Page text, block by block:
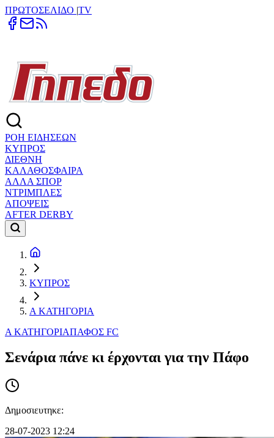
ΠΡΩΤΟΣΕΛΙΔΟ |TV
ΡΟΗ ΕΙΔΗΣΕΩΝ
ΚΥΠΡΟΣ
ΔΙΕΘΝΗ
ΚΑΛΑΘΟΣΦΑΙΡΑ
ΑΛΛΑ ΣΠΟΡ
ΝΤΡΙΜΠΛΕΣ
ΑΠΟΨΕΙΣ
AFTER DERBY
ΚΥΠΡΟΣ
Α ΚΑΤΗΓΟΡΙΑ
Α ΚΑΤΗΓΟΡΙΑΠΑΦΟΣ FC
Σενάρια πάνε κι έρχονται για την Πάφο
Δημοσιευτηκε:
28-07-2023 12:24